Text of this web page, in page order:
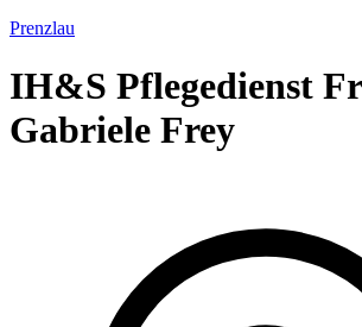
Prenzlau
IH&S Pflegedienst
Gabriele Frey